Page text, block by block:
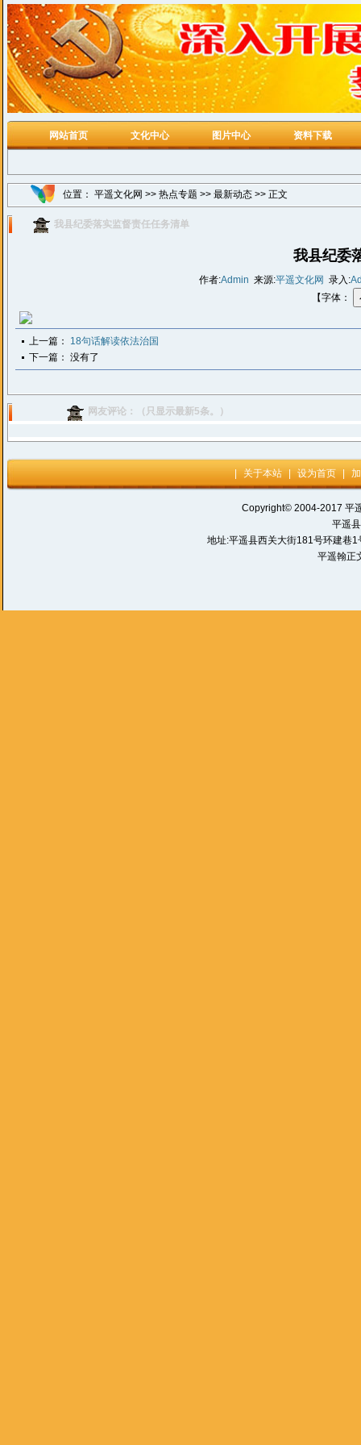
网站首页 文化中心 图片中心 资料下载
位置： 平遥文化网 >> 热点专题 >> 最新动态 >> 正文
我县纪委落实监督责任任务清单
我县纪委
作者:Admin 来源:平遥文化网 录入:
【字体：
上一篇： 18句话解读依法治国
下一篇： 没有了
网友评论：（只显示最新5条。）
关于本站 设为首页
Copyright© 2004-2017 平
平遥
地址:平遥县西关大街181号环建
平遥翰正